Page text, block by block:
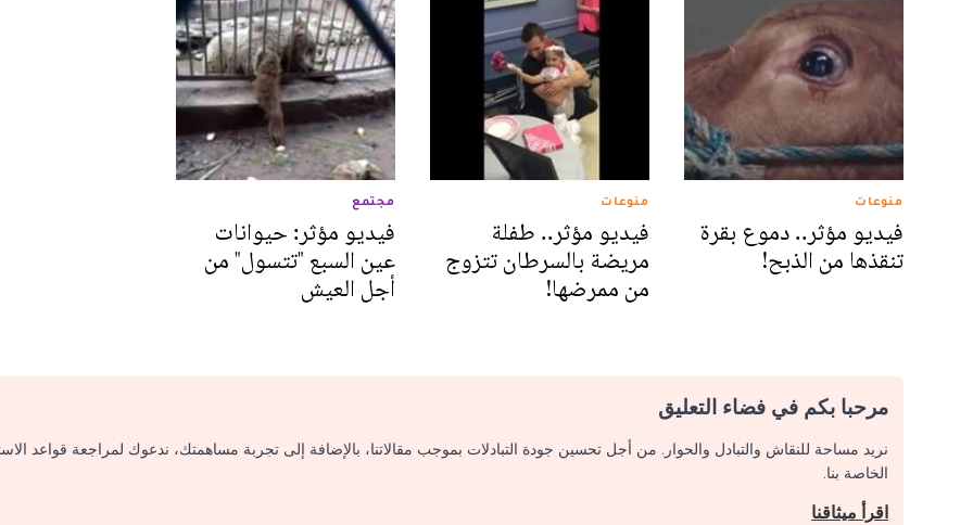
منوعات
فيديو مؤثر.. دموع بقرة
تنقذها من الذبح!
منوعات
فيديو مؤثر.. طفلة
مريضة بالسرطان تتزوج
من ممرضها!
مجتمع
فيديو مؤثر: حيوانات
عين السبع "تتسول" من
أجل العيش
مرحبا بكم في فضاء التعليق
نريد مساحة للنقاش والتبادل والحوار. من أجل تحسين جودة التبادلات بموجب مقالاتنا، بالإضافة إلى تجربة مساهمتك، ندعوك لمراجعة قواعد
الخاصة بنا.
اقرأ ميثاقنا